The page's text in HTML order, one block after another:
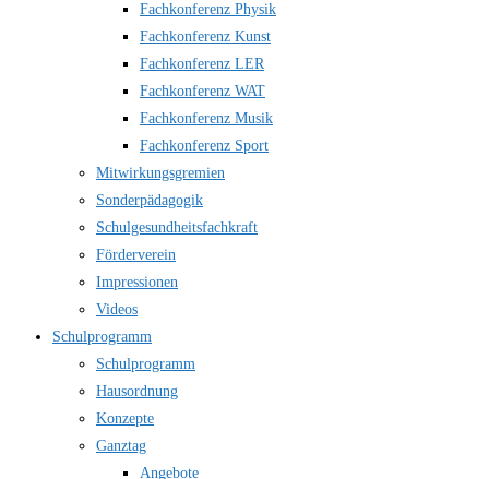
Fachkonferenz Physik
Fachkonferenz Kunst
Fachkonferenz LER
Fachkonferenz WAT
Fachkonferenz Musik
Fachkonferenz Sport
Mitwirkungsgremien
Sonderpädagogik
Schulgesundheitsfachkraft
Förderverein
Impressionen
Videos
Schulprogramm
Schulprogramm
Hausordnung
Konzepte
Ganztag
Angebote